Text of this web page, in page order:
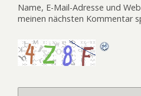
Name, E-Mail-Adresse und
meinen nächsten Kommentar